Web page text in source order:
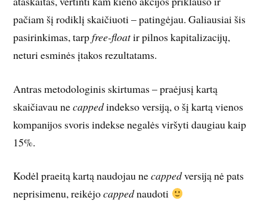
pačiam šį rodiklį skaičiuoti – patingėjau. Galiausiai šis
pasirinkimas, tarpfree-floatir pilnos kapitalizacijų,
neturi esminės įtakos rezultatams.
Antras metodologinis skirtumas – praėjusį kartą
skaičiavau necappedindekso versiją, o šį kartą vienos
kompanijos svoris indekse negalės viršyti daugiau kaip
15%.
Kodėl praeitą kartą naudojau necappedversiją nė pats
neprisimenu, reikėjocappednaudoti